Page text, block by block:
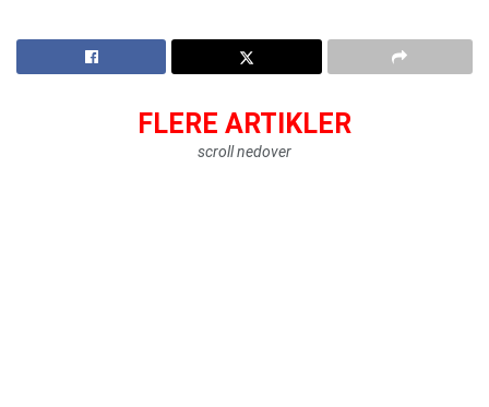
FLERE ARTIKLER
scroll nedover